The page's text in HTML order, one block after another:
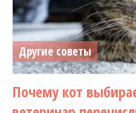
Другие советы
Почему кот